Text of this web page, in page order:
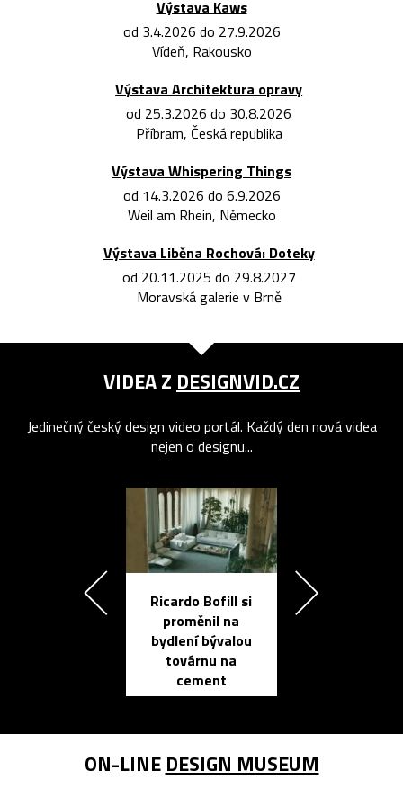
Výstava Kaws
od 3.4.2026 do 27.9.2026
Vídeň, Rakousko
Výstava Architektura opravy
od 25.3.2026 do 30.8.2026
Příbram, Česká republika
Výstava Whispering Things
od 14.3.2026 do 6.9.2026
Weil am Rhein, Německo
Výstava Liběna Rochová: Doteky
od 20.11.2025 do 29.8.2027
Moravská galerie v Brně
VIDEA Z DESIGNVID.CZ
Jedinečný český design video portál. Každý den nová videa
nejen o designu...
Ricardo Bofill si
proměnil na
bydlení bývalou
továrnu na
cement
ON-LINE DESIGN MUSEUM